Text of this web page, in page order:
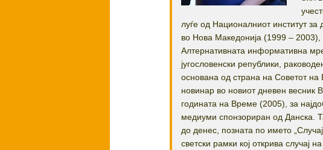
луѓе од Националниот институт
во Нова Македонија (1999 – 2003),
Алтернативната информативна
југословенски републики,
основана од страна на Советот на
новинар во новиот дневен весник
годината на Време (2005), за
медиуми спонзориран од Данска.
до денес, позната по името
светски рамки кој открива случај